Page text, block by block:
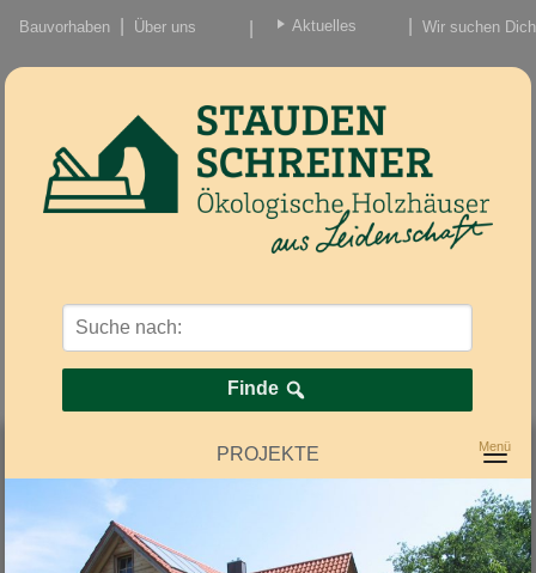
Bauvorhaben Über uns
Aktuelles
Nachrichten/Einzug
Wir suchen
Finde
PROJEKTE